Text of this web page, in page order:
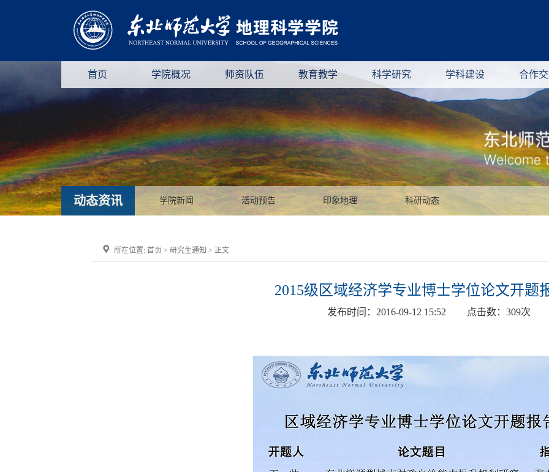
首页 学院概况 师资队伍 教育教学 科学研究 学科建设 合作
动态资讯 学院新闻 活动预告 印象地理 科研动态
所在位置: 首页 > 研究生通知 > 正文
2015级区域经济学专业博士学位论文开题
发布时间： 2016-09-12 15:52 点击数： 309次